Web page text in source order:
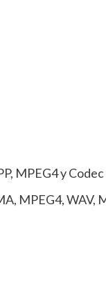
MPEG4 y Codec
MPEG4, WAV,